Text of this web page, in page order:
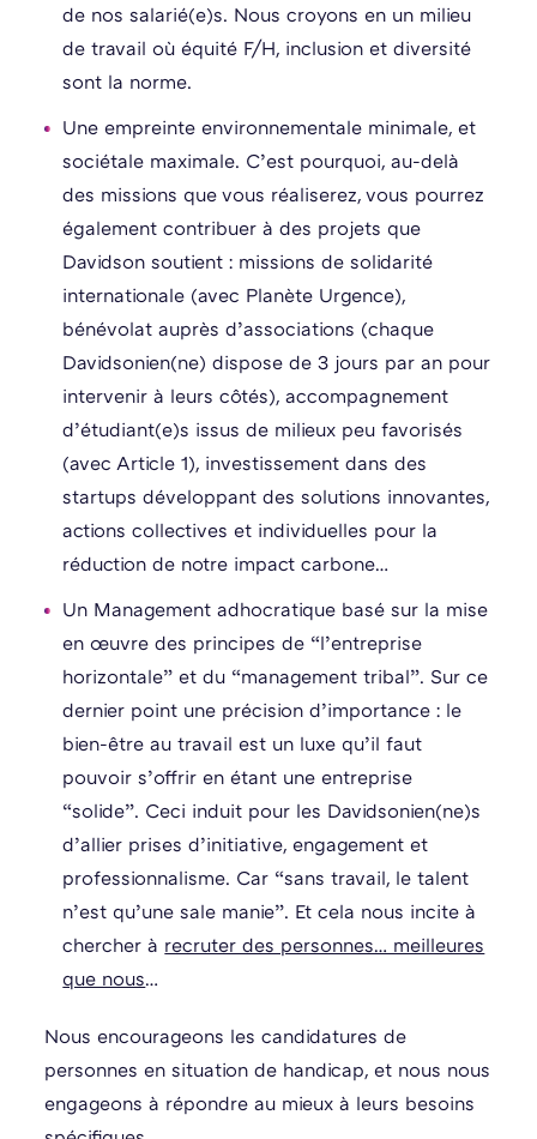
de nos salarié(e)s. Nous croyons en un milieu
de travail où équité F/H, inclusion et diversité
sont la norme.
Une empreinte environnementale minimale, et
sociétale maximale. C’est pourquoi, au-delà
des missions que vous réaliserez, vous pourrez
également contribuer à des projets que
Davidson soutient : missions de solidarité
internationale (avec Planète Urgence),
bénévolat auprès d’associations (chaque
Davidsonien(ne) dispose de 3 jours par an pour
intervenir à leurs côtés), accompagnement
d’étudiant(e)s issus de milieux peu favorisés
(avec Article 1), investissement dans des
startups développant des solutions innovantes,
actions collectives et individuelles pour la
réduction de notre impact carbone…
Un Management adhocratique basé sur la mise
en œuvre des principes de “l’entreprise
horizontale” et du “management tribal”. Sur ce
dernier point une précision d’importance : le
bien-être au travail est un luxe qu’il faut
pouvoir s’offrir en étant une entreprise
“solide”. Ceci induit pour les Davidsonien(ne)s
d’allier prises d’initiative, engagement et
professionnalisme. Car “sans travail, le talent
n’est qu’une sale manie”. Et cela nous incite à
chercher à recruter des personnes… meilleures
que nous…
Nous encourageons les candidatures de
personnes en situation de handicap, et nous nous
engageons à répondre au mieux à leurs besoins